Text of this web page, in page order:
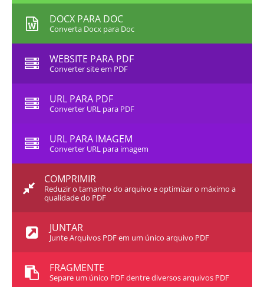
DOCX PARA DOC
Converta Docx para Doc
WEBSITE PARA PDF
Converter site em PDF
URL PARA PDF
Converter URL para PDF
URL PARA IMAGEM
Converter URL para imagem
COMPRIMIR
Reduzir o tamanho do arquivo e optimizar o máximo a
qualidade do PDF
JUNTAR
Junte Arquivos PDF em um único arquivo PDF
FRAGMENTE
Separe um único PDF dentre diversos arquivos PDF